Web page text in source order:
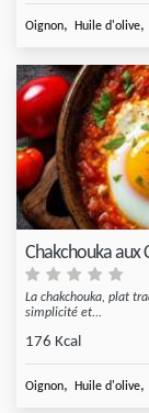
Oignon, Huile d'olive,
Chakchouka aux
La chakchouka, plat
simplicité et...
176 Kcal
Oignon, Huile d'olive,